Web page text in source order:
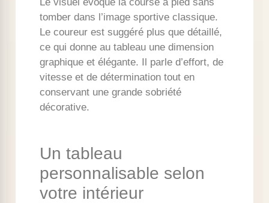
tomber dans l’image sportive classique.
Le coureur est suggéré plus que détaillé,
ce qui donne au tableau une dimension
graphique et élégante. Il parle d’effort, de
vitesse et de détermination tout en
conservant une grande sobriété
décorative.
Un tableau
personnalisable selon
votre intérieur